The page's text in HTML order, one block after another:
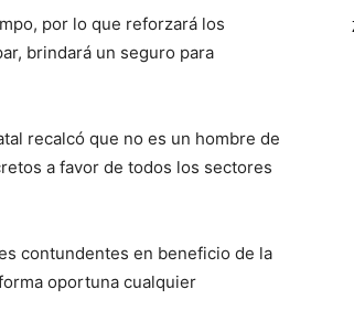
por lo que reforzará los
brindará un seguro para
recalcó que no es un hombre de
a favor de todos los sectores
contundentes en beneficio de la
oportuna cualquier